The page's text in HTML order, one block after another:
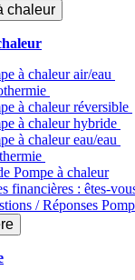
chaleur
à chaleur air/eau
à chaleur réversible
à chaleur hybride
à chaleur​ eau/eau
Pompe à chaleur
financières : êtes-
/ Réponses